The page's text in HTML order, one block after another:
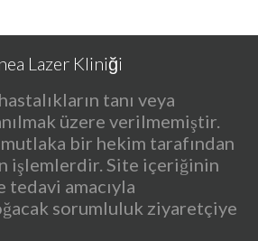
tanı veya
üzere verilmemiştir.
bir hekim tarafından
işlemlerdir. Site içeriğinin
tedavi amacıyla
sorumluluk ziyaretçiye